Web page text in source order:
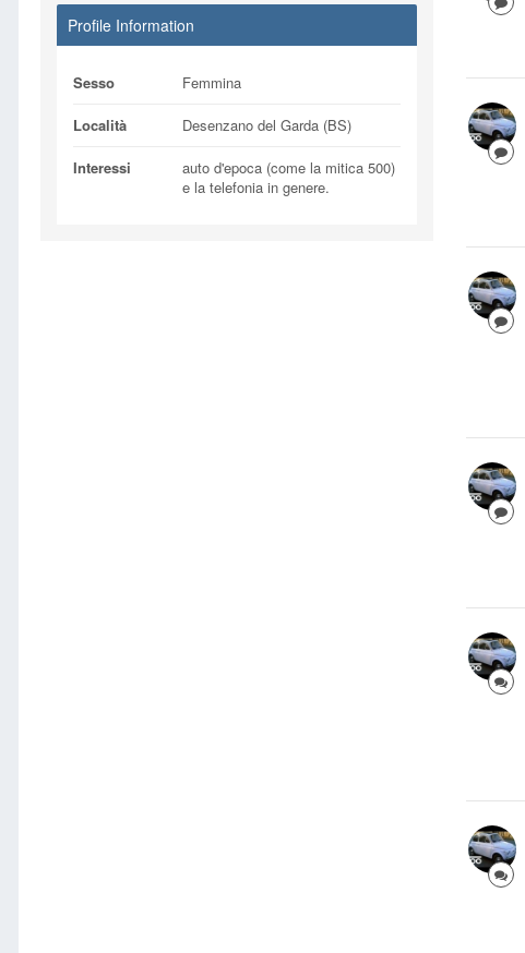
Profile Information
Sesso Femmina
Località Desenzano del Garda (BS)
Interessi
auto d'epoca (come la mitica 500)
e la telefonia in genere.